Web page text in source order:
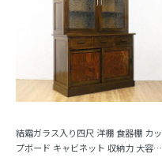
結霜ガラス入り四尺 洋棚 食器棚 カッ
プボード キャビネット 収納力 大容量